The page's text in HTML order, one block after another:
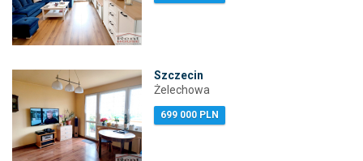
Szczecin
Żelechowa
699 000 PLN